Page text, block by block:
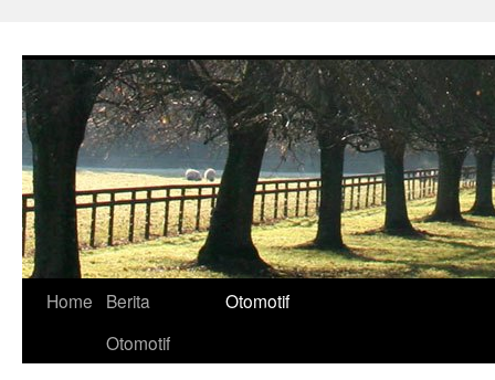
Home
Berita
Otomotif
Otomotif